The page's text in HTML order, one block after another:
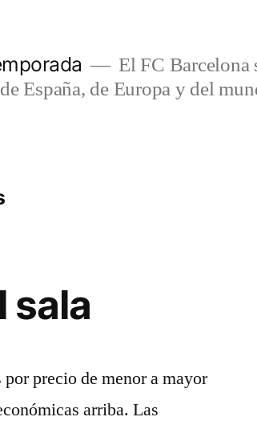
El FC Barcelona
España, de Europa y del
sala
precio de menor a mayor
arriba. Las